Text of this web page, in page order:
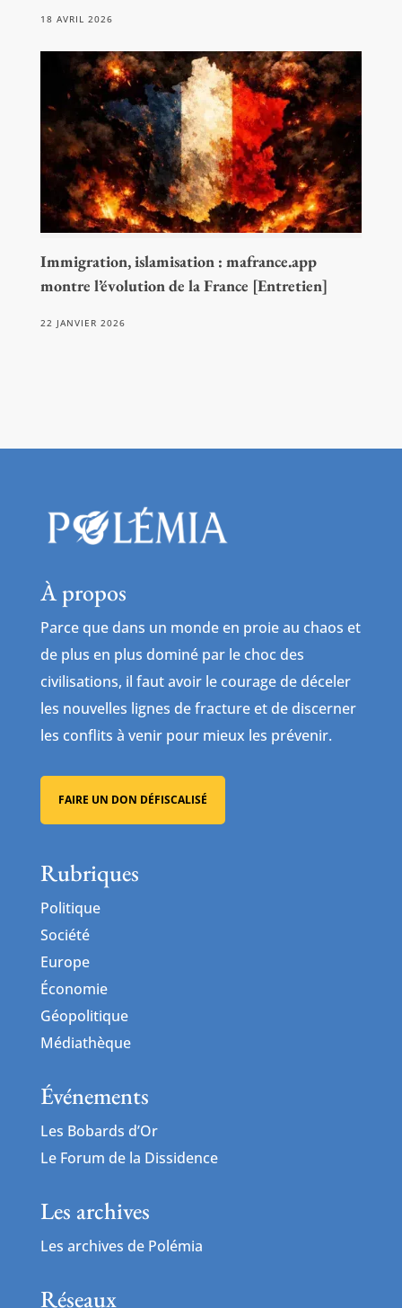
18 AVRIL 2026
Immigration, islamisation : mafrance.app
montre l’évolution de la France [Entretien]
22 JANVIER 2026
À propos
Parce que dans un monde en proie au chaos et
de plus en plus dominé par le choc des
civilisations, il faut avoir le courage de déceler
les nouvelles lignes de fracture et de discerner
les conflits à venir pour mieux les prévenir.
FAIRE UN DON DÉFISCALISÉ
Rubriques
Politique
Société
Europe
Économie
Géopolitique
Médiathèque
Événements
Les Bobards d’Or
Le Forum de la Dissidence
Les archives
Les archives de Polémia
Réseaux